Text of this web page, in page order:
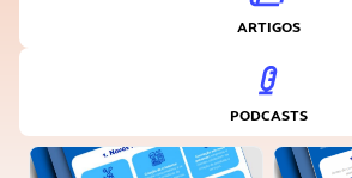
ARTIGOS
PODCASTS